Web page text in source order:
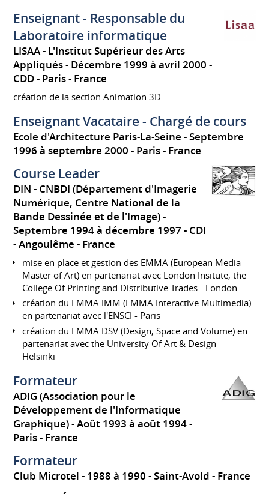
Enseignant - Responsable du
Laboratoire informatique
LISAA - L'Institut Supérieur des Arts
Appliqués
Décembre 1999 à avril 2000
CDD
Paris France
création de la section Animation 3D
Enseignant Vacataire - Chargé de cours
Ecole d'Architecture Paris-La-Seine
Septembre
1996 à septembre 2000 Paris France
Course Leader
DIN - CNBDI (Département d'Imagerie
Numérique, Centre National de la
Bande Dessinée et de l'Image)
Septembre 1994 à décembre 1997 CDI
Angoulême
France
mise en place et gestion des EMMA (European Media
Master of Art) en partenariat avec London Insitute, the
College Of Printing and Distributive Trades - London
création du EMMA IMM (EMMA Interactive Multimedia)
en partenariat avec l'ENSCI - Paris
création du EMMA DSV (Design, Space and Volume) en
partenariat avec the University Of Art & Design -
Helsinki
Formateur
ADIG (Association pour le
Développement de l'Informatique
Graphique)
Août 1993 à août 1994
Paris
France
Formateur
Club Microtel 1988 à 1990 Saint-Avold France